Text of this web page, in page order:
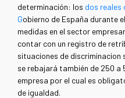
determinación: los dos reales
Gobierno de España durante
medidas en el sector
contar con un registro de
situaciones de discriminacion
se rebajará también de 250 a
empresa por el cual es
de igualdad.